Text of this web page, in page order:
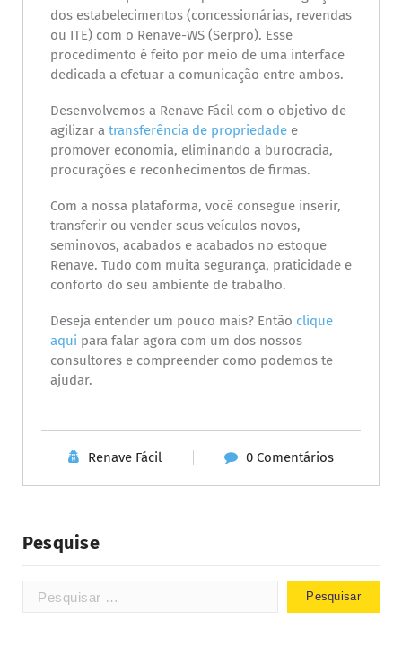
dos estabelecimentos (concessionárias, revendas
ou ITE) com o Renave-WS (Serpro). Esse
procedimento é feito por meio de uma interface
dedicada a efetuar a comunicação entre ambos.
Desenvolvemos a Renave Fácil com o objetivo de
agilizar a transferência de propriedade e
promover economia, eliminando a burocracia,
procurações e reconhecimentos de firmas.
Com a nossa plataforma, você consegue inserir,
transferir ou vender seus veículos novos,
seminovos, acabados e acabados no estoque
Renave. Tudo com muita segurança, praticidade e
conforto do seu ambiente de trabalho.
Deseja entender um pouco mais? Então clique
aqui para falar agora com um dos nossos
consultores e compreender como podemos te
ajudar.
Renave Fácil 0 Comentários
Pesquise